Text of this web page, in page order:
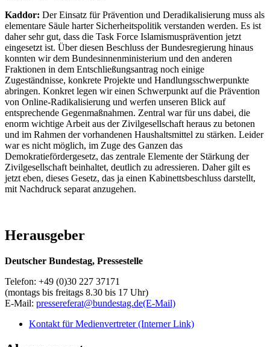
Kaddor: Der Einsatz für Prävention und Deradikalisierung muss als
elementare Säule harter Sicherheitspolitik verstanden werden. Es ist
daher sehr gut, dass die Task Force Islamismusprävention jetzt
eingesetzt ist. Über diesen Beschluss der Bundesregierung hinaus
konnten wir dem Bundesinnenministerium und den anderen
Fraktionen in dem Entschließungsantrag noch einige
Zugeständnisse, konkrete Projekte und Handlungsschwerpunkte
abringen. Konkret legen wir einen Schwerpunkt auf die Prävention
von Online-Radikalisierung und werfen unseren Blick auf
entsprechende Gegenmaßnahmen. Zentral war für uns dabei, die
enorm wichtige Arbeit aus der Zivilgesellschaft heraus zu betonen
und im Rahmen der vorhandenen Haushaltsmittel zu stärken. Leider
war es nicht möglich, im Zuge des Ganzen das
Demokratiefördergesetz, das zentrale Elemente der Stärkung der
Zivilgesellschaft beinhaltet, deutlich zu adressieren. Daher gilt es
jetzt eben, dieses Gesetz, das ja einen Kabinettsbeschluss darstellt,
mit Nachdruck separat anzugehen.
Herausgeber
Deutscher Bundestag, Pressestelle
Telefon: +49 (0)30 227 37171
(montags bis freitags 8.30 bis 17 Uhr)
E-Mail: pressereferat@bundestag.de(E-Mail)
Kontakt für Medienvertreter(Interner Link)